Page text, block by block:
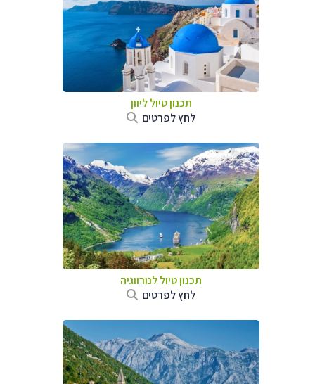
תכנון טיול ליוון
לחץ לפרטים
תכנון טיול לנורווגיה
לחץ לפרטים